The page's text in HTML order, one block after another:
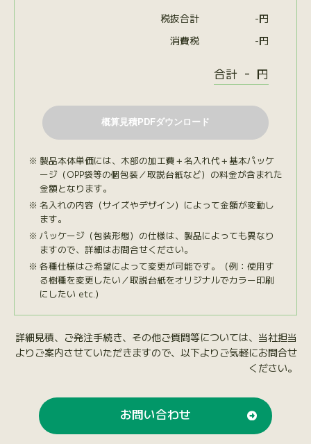
税抜合計 -円
消費税
-円
合計 - 円
製品本体単価には、木部の加工費＋名入れ代＋基本パッケ
ージ（OPP袋等の個包装／取説台紙など）の料金が含まれた
金額となります。
名入れの内容（サイズやデザイン）によって金額が変動し
ます。
パッケージ（包装形態）の仕様は、製品によっても異なり
ますので、詳細はお問合せください。
各種仕様はご希望によって変更が可能です。（例：使用す
る樹種を変更したい／取説台紙をオリジナルでカラー印刷
にしたい etc.）
詳細見積、ご発注手続き、その他ご質問等については、当社担当
よりご案内させていただきますので、以下よりご気軽にお問合せ
ください。
お問い合わせ